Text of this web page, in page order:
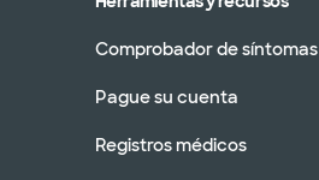
Comprobador de síntomas
Pague su cuenta
Registros médicos